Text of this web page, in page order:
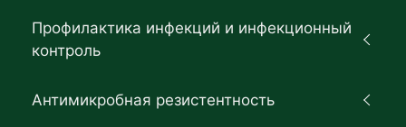
Профилактика инфекций и инфекционный
контроль
Антимикробная резистентность